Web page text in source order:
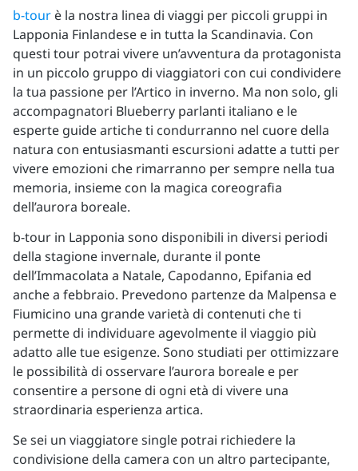
b-tour è la nostra linea di viaggi per piccoli gruppi in
Lapponia Finlandese e in tutta la Scandinavia. Con
questi tour potrai vivere un’avventura da protagonista
in un piccolo gruppo di viaggiatori con cui condividere
la tua passione per l’Artico in inverno. Ma non solo, gli
accompagnatori Blueberry parlanti italiano e le
esperte guide artiche ti condurranno nel cuore della
natura con entusiasmanti escursioni adatte a tutti per
vivere emozioni che rimarranno per sempre nella tua
memoria, insieme con la magica coreografia
dell’aurora boreale.
b-tour in Lapponia sono disponibili in diversi periodi
della stagione invernale, durante il ponte
dell’Immacolata a Natale, Capodanno, Epifania ed
anche a febbraio. Prevedono partenze da Malpensa e
Fiumicino una grande varietà di contenuti che ti
permette di individuare agevolmente il viaggio più
adatto alle tue esigenze. Sono studiati per ottimizzare
le possibilità di osservare l’aurora boreale e per
consentire a persone di ogni età di vivere una
straordinaria esperienza artica.
Se sei un viaggiatore single potrai richiedere la
condivisione della camera con un altro partecipante,